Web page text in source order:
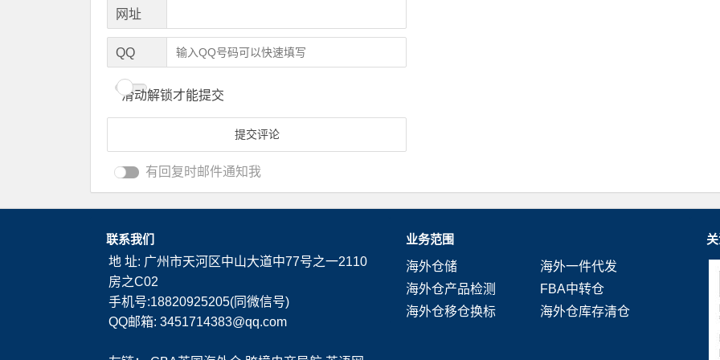
网址
QQ
滑动解锁才能提交
有回复时邮件通知我
联系我们
地 址: 广州市天河区中山大道中77号之一2110
房之C02
手机号:18820925205(同微信号)
QQ邮箱: 3451714383@qq.com
业务范围
海外仓储
海外一件代发
海外仓产品检测
FBA中转仓
海外仓移仓换标
海外仓库存清仓